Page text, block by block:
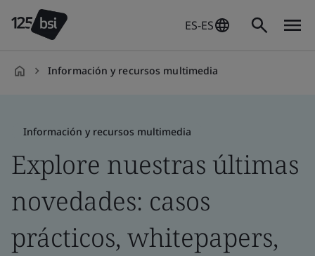
ES-ES
Información y recursos multimedia
Información y recursos multimedia
Explore nuestras últimas
novedades: casos
prácticos, whitepapers,